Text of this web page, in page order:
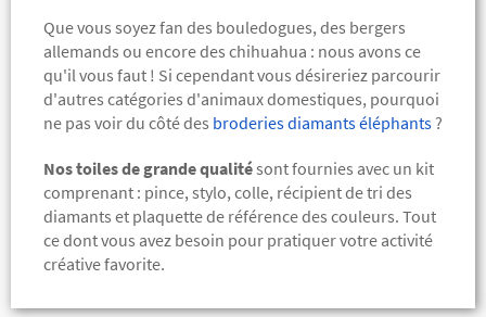
Que vous soyez fan des bouledogues, des bergers
allemands ou encore des chihuahua : nous avons ce
qu'il vous faut ! Si cependant vous désireriez parcourir
d'autres catégories d'animaux domestiques, pourquoi
ne pas voir du côté des broderies diamants éléphants ?
Nos toiles de grande qualitésont fournies avec un kit
comprenant : pince, stylo, colle, récipient de tri des
diamants et plaquette de référence des couleurs. Tout
ce dont vous avez besoin pour pratiquer votre activité
créative favorite.